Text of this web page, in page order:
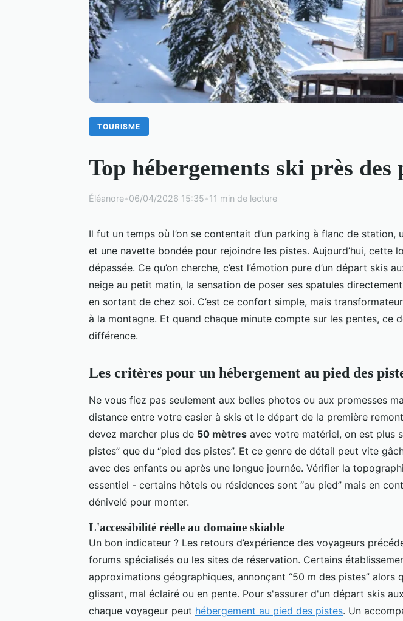
TOURISME
Top hébergements ski près
Éléanore•06/04/2026 15:35•11 min de lecture
Il fut un temps où l’on se contentait d’un parking à flanc de station,
et une navette bondée pour rejoindre les pistes. Aujourd’hui, cette
dépassée. Ce qu’on cherche, c’est l’émotion pure d’un départ skis
neige au petit matin, la sensation de poser ses spatules
en sortant de chez soi. C’est ce confort simple, mais
à la montagne. Et quand chaque minute compte sur les pentes, ce
différence.
Les critères pour un hébergement au pied des
Ne vous fiez pas seulement aux belles photos ou aux promesses
distance entre votre casier à skis et le départ de la première
devez marcher plus de 50 mètres avec votre matériel, on est plus
pistes” que du “pied des pistes”. Et ce genre de détail peut vite
avec des enfants ou après une longue journée. Vérifier la
essentiel - certains hôtels ou résidences sont “au pied” mais en
dénivelé pour monter.
L'accessibilité réelle au domaine skiable
Un bon indicateur ? Les retours d’expérience des voyageurs
forums spécialisés ou les sites de réservation. Certains
approximations géographiques, annonçant “50 m des pistes” alors
glissant, mal éclairé ou en pente. Pour s'assurer d'un départ skis
chaque voyageur peut hébergement au pied des pistes. Un